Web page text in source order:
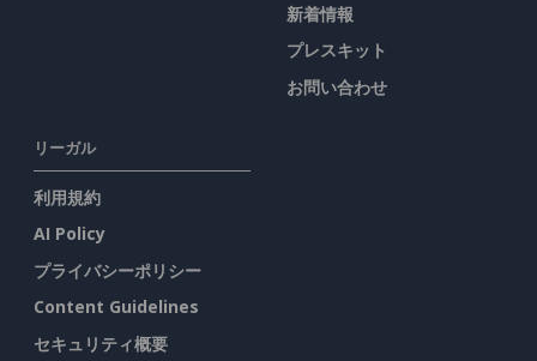
新着情報
プレスキット
お問い合わせ
リーガル
利用規約
AI Policy
プライバシーポリシー
Content Guidelines
セキュリティ概要